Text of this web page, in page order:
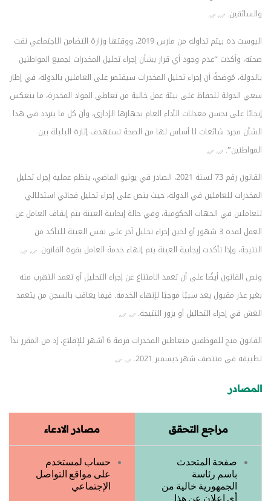
والسائقين.
البوست ده بيتم تداوله من مارس 2019، ووقتها وزارة التضامن الاجتماعي نفت
صحته، وأكدت “عدم وجود أي قرار بشأن إجراء تحليل المخدرات لجميع المواطنين
بالدولة، مُوضحةً أن إجراء تحليل المخدرات سيقتصر على العاملين بالدولة، في إطار
سعي الدولة للحفاظ على بيئة عمل خالية من تعاطي المواد المخدرة، ما ينعكس
إيجابًا على تحسن معدلات الأداء العام بجهازها الإداري، وأن كل ما يتردد في هذا
الشأن مجرد شائعات لا أساس لها من الصحة تستهدف إثارة البلبلة بين
المواطنين”.
القانون رقم 73 لسنة 2021، الصادر في يونيو الماضي، ينظم عملية إجراء تحليل
المخدرات للعاملين في الدولة، حيث ينص على إجراء تحليل فجائي استدلالي
للعاملين في الجهات الحكومية، وفي حالة إيجابية العينة يتم إيقاف العامل عن
العمل لمدة 3 شهور أو لحين إجراء تحليل آخر على نفس العينة للتأكد من
النتيجة، وإذا تأكدت إيجابية العينة يتم إنهاء خدمة العامل بقوة القانون.
ونص القانون أيضًا على أن تعمد الامتناع عن إجراء التحليل أو تعمد التهرب منه
بغير عذر مقبول يعد سببًا موجبًا لإنهاء الخدمة. فيما يعاقب بالسجن من يتعمد
الغش في إجراء التحاليل أو يزور النتيجة.
القانون منح للموظفين متعاطين المخدرات فرصة 6 أشهر للإقلاع، إذ من المقرر بدأ
تطبيقه في منتصف شهر ديسمبر 2021.
المصادر
مراجع التحقق مصادر الادعاء
صفحة المتحدث
باسم رئاسة
الجمهورية خالية من
أي إعلان عن هذا
حساب لمستخدم
على مواقع التواصل
الإجتماعي